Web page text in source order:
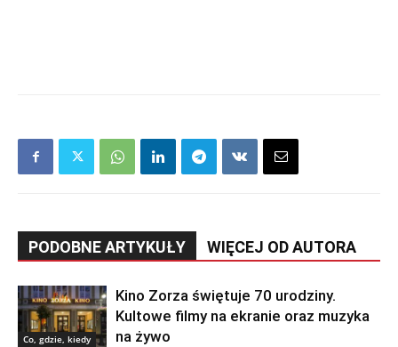
PODOBNE ARTYKUŁY WIĘCEJ OD AUTORA
Co, gdzie, kiedy
Kino Zorza świętuje 70 urodziny.
Kultowe filmy na ekranie oraz muzyka
na żywo